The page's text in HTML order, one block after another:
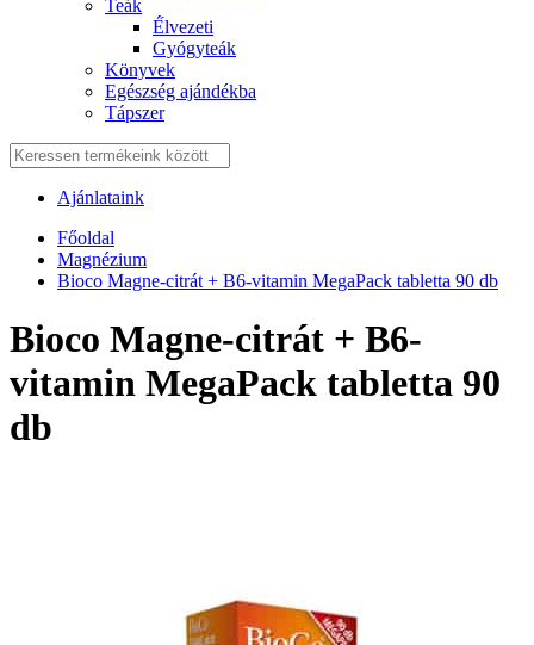
Teák
É́lvezeti
Gyógyteák
Könyvek
Egészség ajándékba
Tápszer
Ajánlataink
Főoldal
Magnézium
Bioco Magne-citrát + B6-vitamin MegaPack tabletta 90 db
Bioco Magne-citrát + B6-
vitamin MegaPack tabletta 90
db